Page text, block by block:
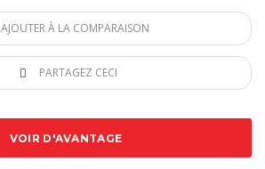
AJOUTER À LA COMPARAISON
PARTAGEZ CECI
VOIR D'AVANTAGE